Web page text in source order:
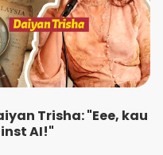
Trisha: "Eee, kau
AI!"